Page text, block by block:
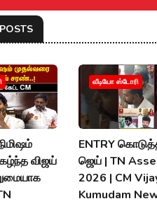
விஜய்
வீடியோ ஸ்டோரி
ENTRY
ஜெய் | TN
2026 | CM
Kumudam